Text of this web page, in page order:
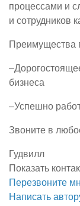
процессами и
и сотрудников
Преимущества
бизнеса
–Успешно
Звоните в
Гудвилл
Показать
Перезвоните
Написать